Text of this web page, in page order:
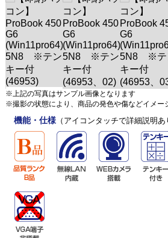
※上記の写真はサンプル画像となります
※撮影の状態により、商品の発色や傷などイメー
機能・仕様（アイコンタッチで詳細説明あ